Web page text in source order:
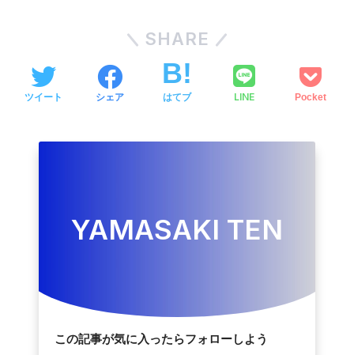
SHARE
ツイート シェア はてブ LINE Pocket
YAMASAKI TEN
この記事が気に入ったらフォローしよう